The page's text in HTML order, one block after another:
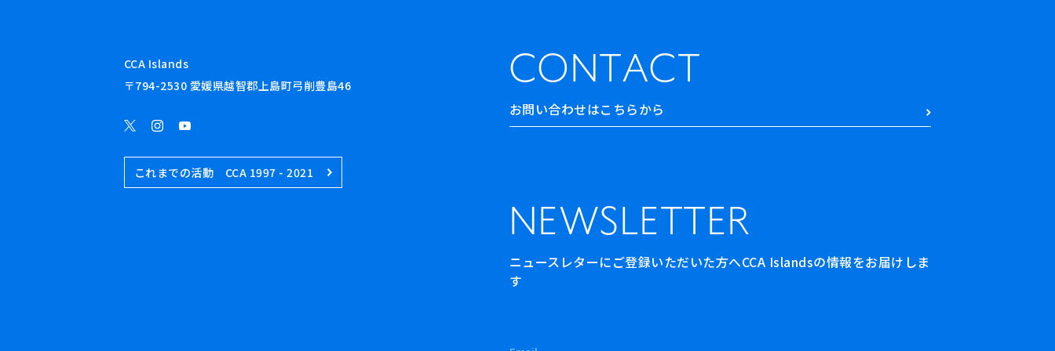
CONTACT
お問い合わせはこちらから
NEWSLETTER
ニュースレターにご登録いただいた方へCCA Islandsの情報をお届けしま
す
CCA Islands
〒794-2530 愛媛県越智郡上島町弓削豊島46
これまでの活動 CCA 1997 - 2021